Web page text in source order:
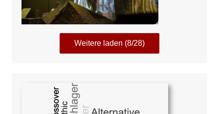
Weitere laden (8/28)